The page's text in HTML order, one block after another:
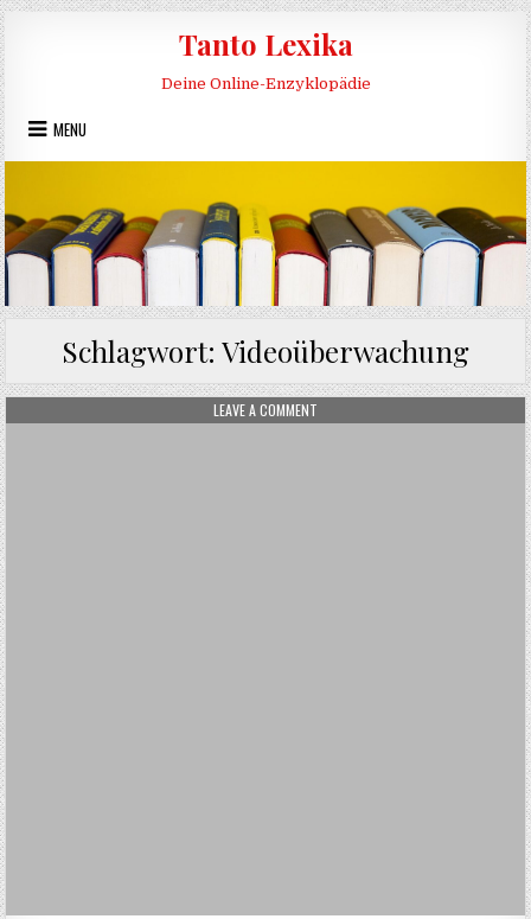
Skip to content
Tanto Lexika
Deine Online-Enzyklopädie
MENU
Schlagwort: Videoüberwachung
LEAVE A COMMENT